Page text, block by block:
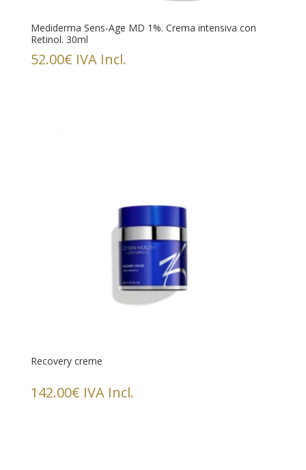
Mediderma Sens-Age MD 1%. Crema intensiva con
Retinol. 30ml
52.00€ IVA Incl.
Recovery creme
142.00€ IVA Incl.